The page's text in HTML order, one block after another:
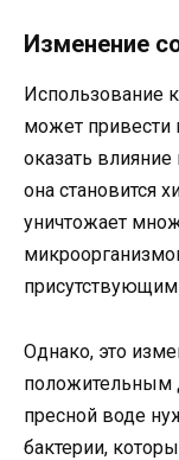
Изменение
Использование
может привести
оказать
она становится
уничтожает
Однако, это
положительным
пресной воде
бактерии,